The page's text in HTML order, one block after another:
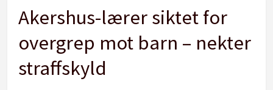
Akershus-lærer siktet for
overgrep mot barn – nekter
straffskyld